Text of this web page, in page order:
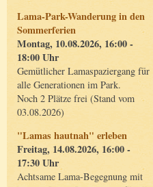
Lama-Park-Wanderung in den
Sommerferien
Montag, 10.08.2026, 16:00 -
18:00 Uhr
Gemütlicher Lamaspaziergang für
alle Generationen im Park.
Noch 2 Plätze frei (Stand vom
03.08.2026)
"Lamas hautnah" erleben
Freitag, 14.08.2026, 16:00 -
17:30 Uhr
Achtsame Lama-Begegnung mit